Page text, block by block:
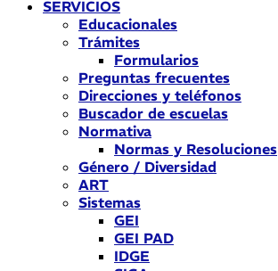
SERVICIOS
Educacionales
Trámites
Formularios
Preguntas frecuentes
Direcciones y teléfonos
Buscador de escuelas
Normativa
Normas y Resoluciones
Género / Diversidad
ART
Sistemas
GEI
GEI PAD
IDGE